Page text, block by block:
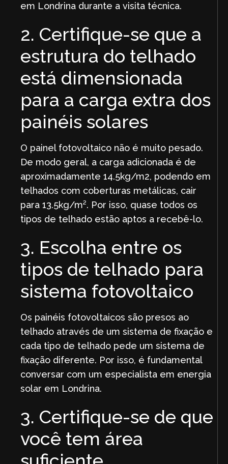
em Londrina durante a visita técnica.
2. Certifique-se que a
estrutura do telhado
está dimensionada
para a carga extra dos
painéis solares
O painel fotovoltaico não é muito pesado.
De modo geral, a carga adicionada é de
aproximadamente 14.5kg/m2, podendo em
telhados com coberturas metálicas, cair
para 13.5kg/m². Por isso, quase todos os
tipos de telhado estão aptos a recebê-lo.
3. Escolha entre os
tipos de telhado para
sistema fotovoltaico
Os painéis fotovoltaicos são presos ao
telhado através de um sistema de fixação e
cada tipo de telhado pede um sistema de
fixação diferente. Por isso, é fundamental
conversar com um especialista em energia
solar em Londrina.
3. Certifique-se de que
você tem área